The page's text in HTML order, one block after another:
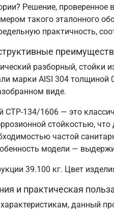
Решение,
такого эталонного
практичность,
разборный,
марки AISI 304
виде.
СТР-134/1606 — это
стойкостью,
частой
модели —
39.100 кг. Цвет
и практическая
данный